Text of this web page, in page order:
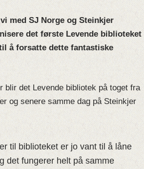
med SJ Norge og Steinkjer
det første Levende biblioteket
å forsatte dette fantastiske
blir det Levende bibliotek på toget fra
og senere samme dag på Steinkjer
til biblioteket er jo vant til å låne
det fungerer helt på samme